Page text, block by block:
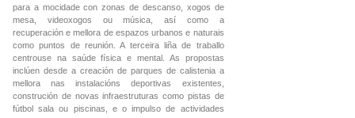
para a mocidade con zonas de descanso, xogos de
mesa, videoxogos ou música, así como a
recuperación e mellora de espazos urbanos e naturais
como puntos de reunión. A terceira liña de traballo
centrouse na saúde física e mental. As propostas
inclúen desde a creación de parques de calistenia a
mellora nas instalacións deportivas existentes,
construción de novas infraestruturas como pistas de
fútbol sala ou piscinas, e o impulso de actividades